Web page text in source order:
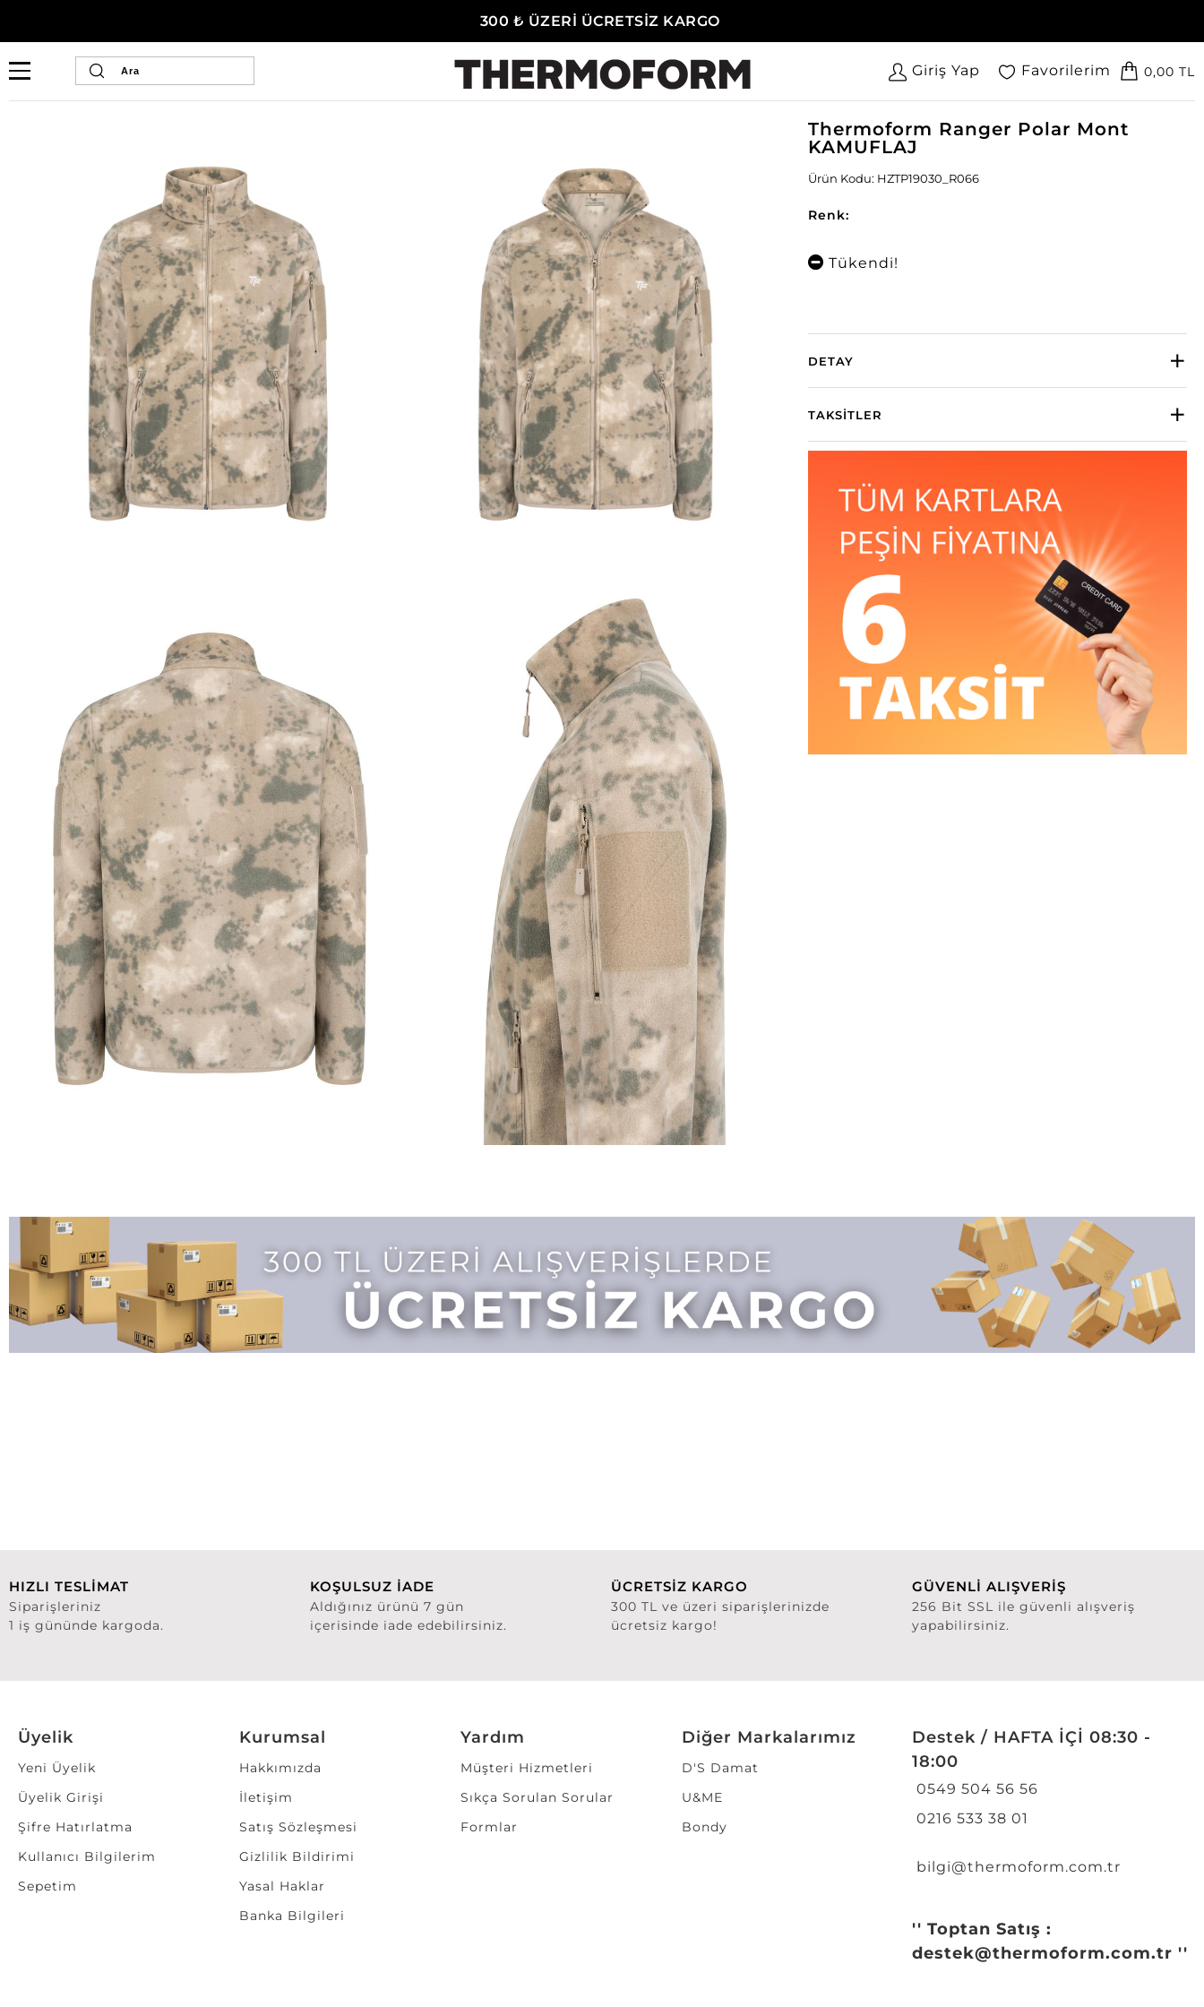
300 ₺ ÜZERİ ÜCRETSİZ KARGO
Giriş Yap Favorilerim 0,00 TL
Ana Sayfa Unisex Unisex Termal Polar
Thermoform Ranger Polar Mont
KAMUFLAJ
Ürün Kodu: HZTP19030_R066
Renk:
Tükendi!
DETAY
TAKSITLER
HIZLI TESLİMAT
Siparişleriniz
1 iş gününde kargoda.
KOŞULSUZ İADE
Aldığınız ürünü 7 gün
içerisinde iade edebilirsiniz.
ÜCRETSİZ KARGO
300 TL ve üzeri siparişlerinizde
ücretsiz kargo!
GÜVENLİ ALIŞVERİŞ
256 Bit SSL ile güvenli alışveriş
yapabilirsiniz.
Üyelik
Yeni Üyelik
Üyelik Girişi
Şifre Hatırlatma
Kullanıcı Bilgilerim
Sepetim
Kurumsal
Hakkımızda
İletişim
Satış Sözleşmesi
Gizlilik Bildirimi
Yasal Haklar
Banka Bilgileri
Yardım
Müşteri Hizmetleri
Sıkça Sorulan Sorular
Formlar
Diğer Markalarımız
D'S Damat
U&ME
Bondy
Destek / HAFTA İÇİ 08:30 -
18:00
0549 504 56 56
0216 533 38 01
bilgi@thermoform.com.tr
'' Toptan Satış :
destek@thermoform.com.tr ''